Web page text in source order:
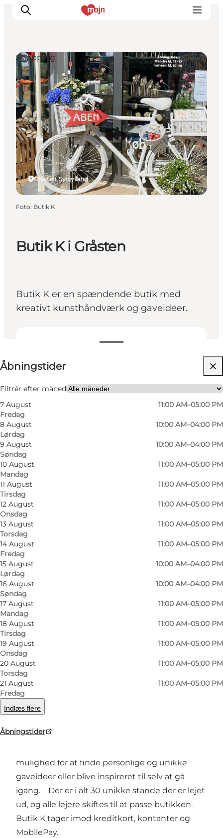
Oplevelser
Byer & Steder
Det sker
Overnatning
Planlæg din ferie
Booking
Butik K i Gråsten
Butik K er en spændende butik med
kreativt kunsthåndværk og gaveideer.
Åbningstider
Filtrér efter måned
7 August
Fredag
11:00 AM–05:00 PM
8 August
Lørdag
10:00 AM–04:00 PM
9 August
Søndag
10:00 AM–04:00 PM
10 August
Mandag
11:00 AM–05:00 PM
11 August
Tirsdag
11:00 AM–05:00 PM
12 August
Onsdag
11:00 AM–05:00 PM
13 August
Torsdag
11:00 AM–05:00 PM
14 August
Fredag
11:00 AM–05:00 PM
15 August
Lørdag
10:00 AM–04:00 PM
16 August
Søndag
10:00 AM–04:00 PM
17 August
Mandag
11:00 AM–05:00 PM
18 August
Tirsdag
11:00 AM–05:00 PM
19 August
Onsdag
11:00 AM–05:00 PM
20 August
Torsdag
11:00 AM–05:00 PM
21 August
Fredag
11:00 AM–05:00 PM
Indlæs flere
Åbningstider
Besøg hjemmeside
Venner, Min partner, Mig selv, Børn, Min
virksomhed
Gråsten, Sydjylland
Shopping
Foto: Butik K
Foto
Du finder alt inden for håndarbejde, strik,
glaskunst, keramik, malerier, quilling papirpynt,
er håndlavet af hobbyfolk og kreative
mulighed for at finde personlige og unikke
gaveideer eller blive inspireret til selv at gå
igang. Der er i alt 30 unikke stande der er lejet
ud, og alle lejere skiftes til at passe butikken.
Butik K tager imod kreditkort, kontanter og
MobilePay.